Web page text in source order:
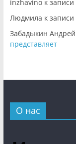
inzhavinoк записи
Людмила к записи
Забадыкин Андрей
представляет
О нас